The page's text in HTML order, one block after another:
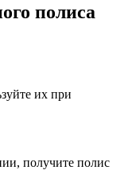
полиса
их при
получите полис